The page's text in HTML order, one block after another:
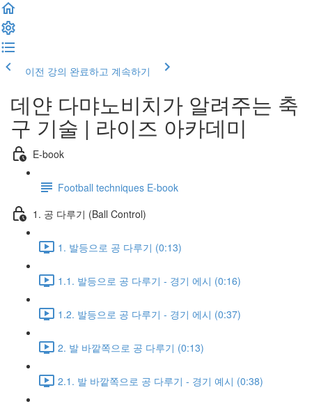
이전 강의 완료하고 계속하기
데얀 다먀노비치가 알려주는 축
구 기술 | 라이즈 아카데미
E-book
Football techniques E-book
1. 공 다루기 (Ball Control)
1. 발등으로 공 다루기 (0:13)
1.1. 발등으로 공 다루기 - 경기 에시 (0:16)
1.2. 발등으로 공 다루기 - 경기 에시 (0:37)
2. 발 바깥쪽으로 공 다루기 (0:13)
2.1. 발 바깥쪽으로 공 다루기 - 경기 예시 (0:38)